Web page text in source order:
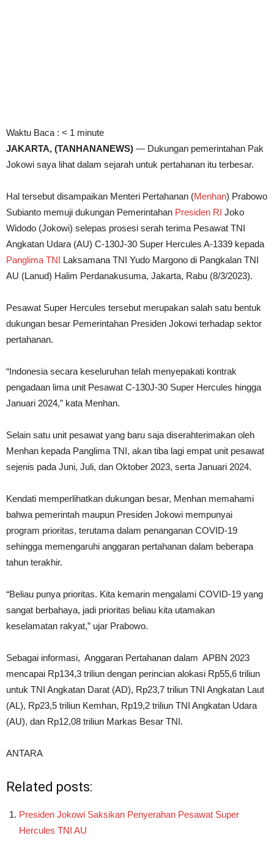
Waktu Baca : < 1 minute
JAKARTA, (TANHANANEWS) — Dukungan pemerintahan Pak
Jokowi saya lihat dalam sejarah untuk pertahanan itu terbesar.
Hal tersebut disampaikan Menteri Pertahanan (Menhan) Prabowo
Subianto memuji dukungan Pemerintahan Presiden RI Joko
Widodo (Jokowi) selepas prosesi serah terima Pesawat TNI
Angkatan Udara (AU) C-130J-30 Super Hercules A-1339 kepada
Panglima TNI Laksamana TNI Yudo Margono di Pangkalan TNI
AU (Lanud) Halim Perdanakusuma, Jakarta, Rabu (8/3/2023).
Pesawat Super Hercules tersebut merupakan salah satu bentuk
dukungan besar Pemerintahan Presiden Jokowi terhadap sektor
pertahanan.
“Indonesia secara keseluruhan telah menyepakati kontrak
pengadaan lima unit Pesawat C-130J-30 Super Hercules hingga
Januari 2024,” kata Menhan.
Selain satu unit pesawat yang baru saja diserahterimakan oleh
Menhan kepada Panglima TNI, akan tiba lagi empat unit pesawat
sejenis pada Juni, Juli, dan Oktober 2023, serta Januari 2024.
Kendati memperlihatkan dukungan besar, Menhan memahami
bahwa pemerintah maupun Presiden Jokowi mempunyai
program prioritas, terutama dalam penanganan COVID-19
sehingga memengaruhi anggaran pertahanan dalam beberapa
tahun terakhir.
“Beliau punya prioritas. Kita kemarin mengalami COVID-19 yang
sangat berbahaya, jadi prioritas beliau kita utamakan
keselamatan rakyat,” ujar Prabowo.
Sebagai informasi, Anggaran Pertahanan dalam APBN 2023
mencapai Rp134,3 triliun dengan perincian alokasi Rp55,6 triliun
untuk TNI Angkatan Darat (AD), Rp23,7 triliun TNI Angkatan Laut
(AL), Rp23,5 triliun Kemhan, Rp19,2 triliun TNI Angkatan Udara
(AU), dan Rp12,08 triliun Markas Besar TNI.
ANTARA
Related posts:
Presiden Jokowi Saksikan Penyerahan Pesawat Super
Hercules TNI AU